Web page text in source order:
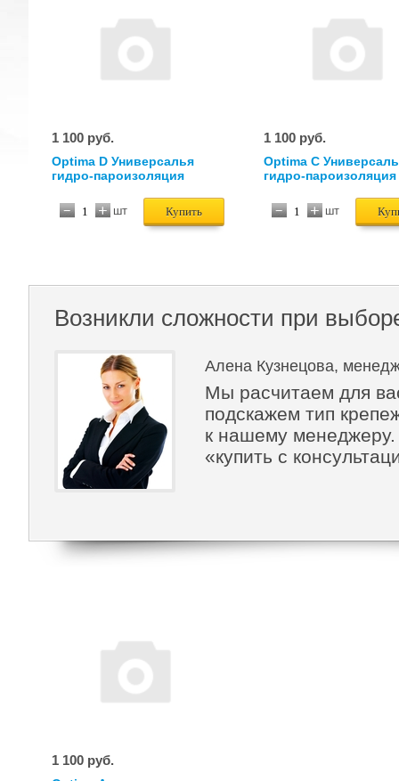
1 100 руб.
Optima D Универсалья
гидро-пароизоляция
шт Купить
1 100 руб.
Optima C
гидро-пароизоляция
шт
Возникли сложности при
Алена Кузнецова,
Мы расчитаем для
подскажем тип
к нашему менеджеру.
«купить с
1 100 руб.